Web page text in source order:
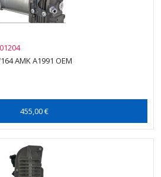
AMK A1991 OEM
455,00 €